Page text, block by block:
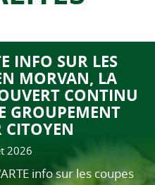
INFO SUR LES
MORVAN, LA
CONTINU
GROUPEMENT
CITOYEN
2026
info sur les coupes